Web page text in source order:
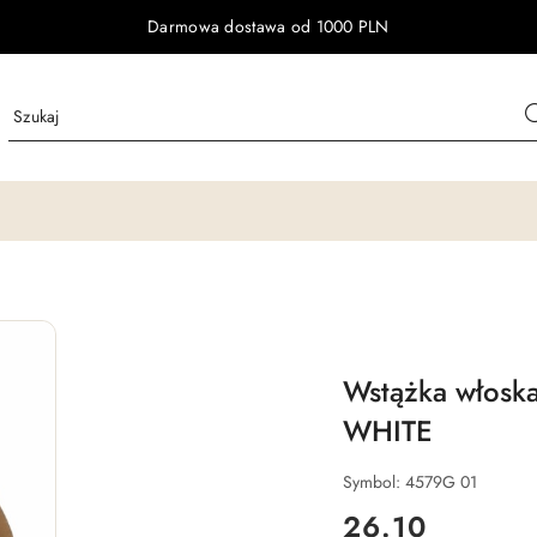
Darmowa dostawa od 1000 PLN
Wstążka
WHITE
Symbol: 4579G 01
cena:
26.10